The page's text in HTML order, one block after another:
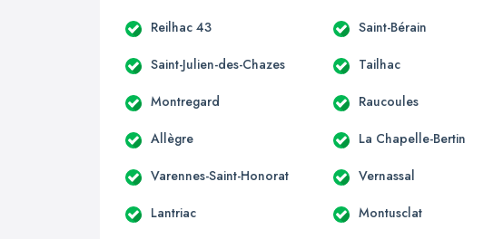
Reilhac 43 Saint-Bérain
Saint-Julien-des-Chazes Tailhac
Montregard Raucoules
Allègre La Chapelle-Bertin
Varennes-Saint-Honorat Vernassal
Lantriac Montusclat